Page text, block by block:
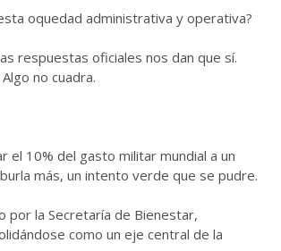
oquedad administrativa y operativa?
respuestas oficiales nos dan que sí.
no cuadra.
el 10% del gasto militar mundial a un
más, un intento verde que se pudre.
por la Secretaría de Bienestar,
como un eje central de la